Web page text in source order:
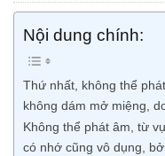
Nội dung chính:
Thứ nhất, không thể
không dám mở miệng,
Không thể phát âm, từ
có nhớ cũng vô dụng,